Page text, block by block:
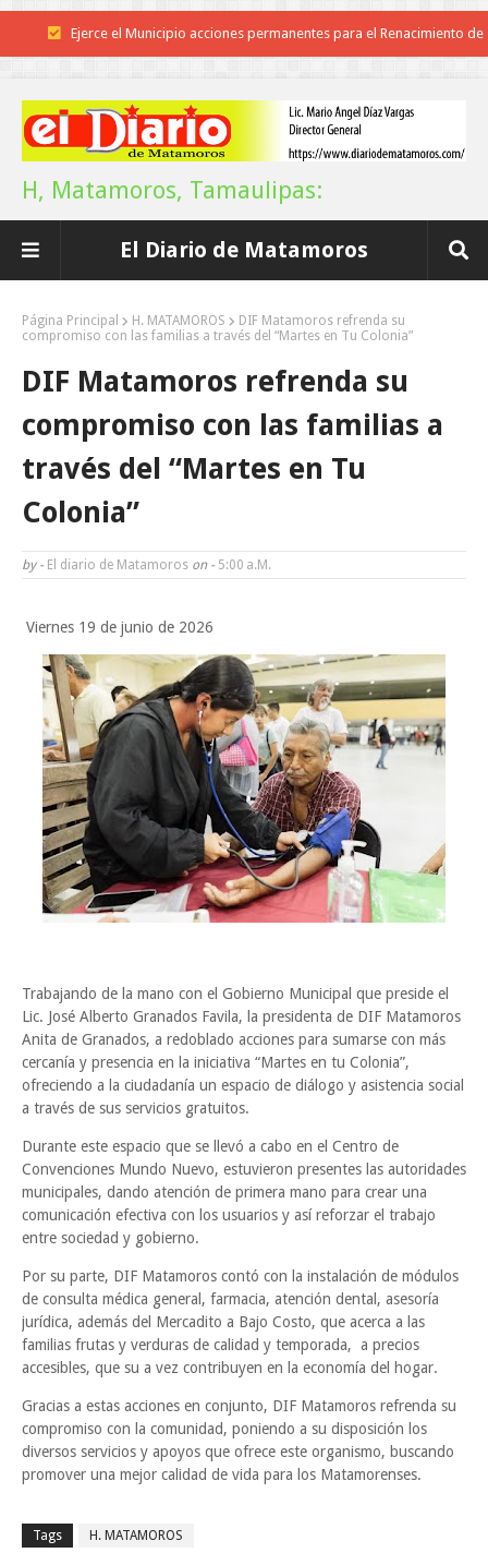
Ejerce el Municipio acciones permanentes para el Renacimiento de
Fortalece la UAT el acceso a la educación superior en comunidades
y acceso a la información pública
¿ESTRATEGIA ELECTORAL O JUSTICIA?
Ayuntamiento entrega apoyos del programa "Ruta Segura,
Reconoce Américo labor de la Guardia Nacional en Tamaulipas;
llegada del nuevo coordinador estatal
Se les hizo “bolas el engrudo”
H, Matamoros, Tamaulipas:
El Diario de Matamoros
Página Principal H. MATAMOROS
DIF Matamoros refrenda su
compromiso con las familias a través del “Martes en Tu Colonia”
DIF Matamoros refrenda su
compromiso con las familias a
través del “Martes en Tu
Colonia”
by - El diario de Matamoros on - 5:00 A.m.
Viernes 19 de junio de 2026
Trabajando de la mano con el Gobierno Municipal que preside el
Lic. José Alberto Granados Favila, la presidenta de DIF Matamoros
Anita de Granados, a redoblado acciones para sumarse con más
cercanía y presencia en la iniciativa “Martes en tu Colonia”,
ofreciendo a la ciudadanía un espacio de diálogo y asistencia social
a través de sus servicios gratuitos.
Durante este espacio que se llevó a cabo en el Centro de
Convenciones Mundo Nuevo, estuvieron presentes las autoridades
municipales, dando atención de primera mano para crear una
comunicación efectiva con los usuarios y así reforzar el trabajo
entre sociedad y gobierno.
Por su parte, DIF Matamoros contó con la instalación de módulos
de consulta médica general, farmacia, atención dental, asesoría
jurídica, además del Mercadito a Bajo Costo, que acerca a las
familias frutas y verduras de calidad y temporada, a precios
accesibles, que su a vez contribuyen en la economía del hogar.
Gracias a estas acciones en conjunto, DIF Matamoros refrenda su
compromiso con la comunidad, poniendo a su disposición los
diversos servicios y apoyos que ofrece este organismo, buscando
promover una mejor calidad de vida para los Matamorenses.
Tags H. MATAMOROS